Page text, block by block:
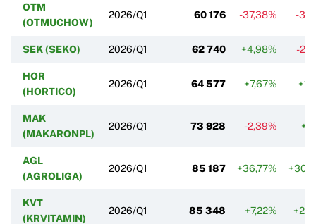
OTM
(OTMUCHOW)
2026/Q1 60 176 -37,38% -
SEK (SEKO) 2026/Q1 62 740 +4,98% -
HOR
(HORTICO)
2026/Q1 64 577 +7,67%
MAK
(MAKARONPL)
2026/Q1 73 928 -2,39%
AGL
(AGROLIGA)
2026/Q1 85 187 +36,77%
KVT
(KRVITAMIN)
2026/Q1 85 348 +7,22%